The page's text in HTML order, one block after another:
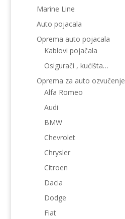
Marine Line
Auto pojacala
Oprema auto pojacala
Kablovi pojačala
Osigurači , kućišta…
Oprema za auto ozvučenje
Alfa Romeo
Audi
BMW
Chevrolet
Chrysler
Citroen
Dacia
Dodge
Fiat